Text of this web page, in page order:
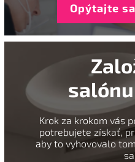
Opýtajte
Krok za krokom vás
potrebujete získať,
aby to vyhovovalo